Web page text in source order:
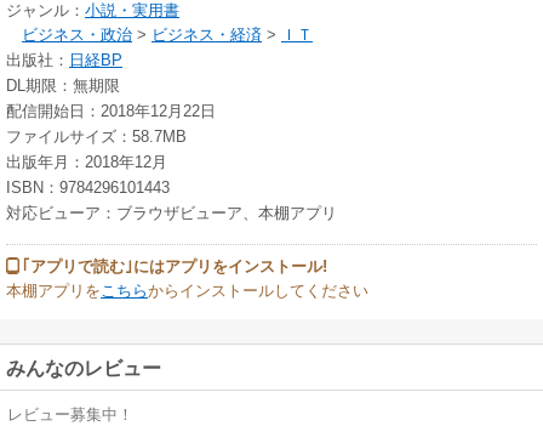
ジャンル： 小説・実用書
ビジネス・政治 > ビジネス・経済 >
ＩＴ
出版社： 日経BP
DL期限：無期限
配信開始日：2018年12月22日
ファイルサイズ：58.7MB
出版年月：2018年12月
ISBN：9784296101443
対応ビューア：ブラウザビューア、本棚アプリ
｢アプリで読む｣にはアプリをインストール!
本棚アプリをこちらからインストールしてください
みんなのレビュー
レビュー募集中！